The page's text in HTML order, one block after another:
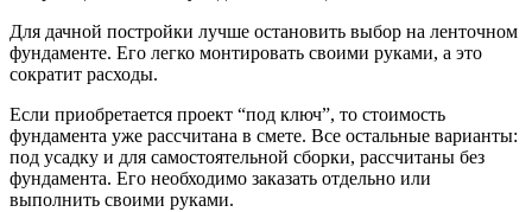
Для дачной постройки лучше остановить выбор на ленточном
фундаменте. Его легко монтировать своими руками, а это
сократит расходы.
Если приобретается проект “под ключ”, то стоимость
фундамента уже рассчитана в смете. Все остальные варианты:
под усадку и для самостоятельной сборки, рассчитаны без
фундамента. Его необходимо заказать отдельно или
выполнить своими руками.